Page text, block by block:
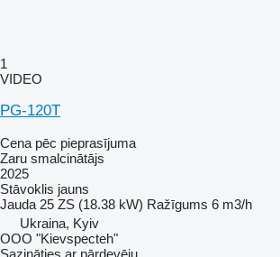
1
VIDEO
PG-120T
Cena pēc pieprasījuma
Zaru smalcinātājs
2025
Stāvoklis jauns
Jauda 25 ZS (18.38 kW) Ražīgums 6 m3/h
Ukraina, Kyiv
OOO "Kievspecteh"
Sazināties ar pārdevēju